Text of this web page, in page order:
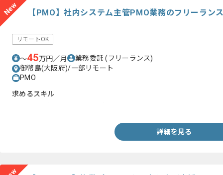
New 【PMO】社内システム主管PMO業務のフリーラン
リモートOK
〜45万円／月 業務委託(フリーランス)
御幣島(大阪府)/一部リモート
PMO
求めるスキル
詳細を見る